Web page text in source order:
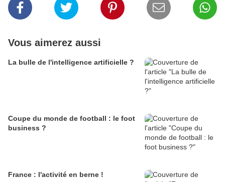
Vous aimerez aussi
La bulle de l'intelligence artificielle ?
Coupe du monde de football : le foot
business ?
France : l'activité en berne !